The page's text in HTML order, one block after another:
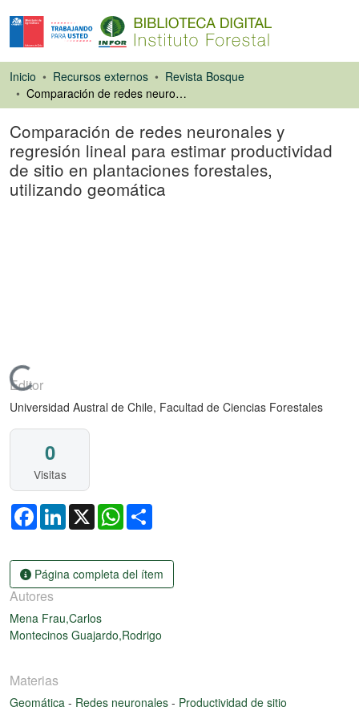
Inicio Recursos externos
Revista Bosque
Comparación de redes neuronales y regresión lineal para estimar productividad de sitio en plantaciones forestales, utilizando geomática
Comparación de redes neuronales y
regresión lineal para estimar productividad
de sitio en plantaciones forestales,
utilizando geomática
Cargando...
Editor
Universidad Austral de Chile, Facultad de Ciencias Forestales
0
Visitas
FacebookLinkedIn
X WhatsApp
Página completa del ítem
Autores
Mena Frau,Carlos
Montecinos Guajardo,Rodrigo
Materias
Geomática - Redes neuronales - Productividad de sitio